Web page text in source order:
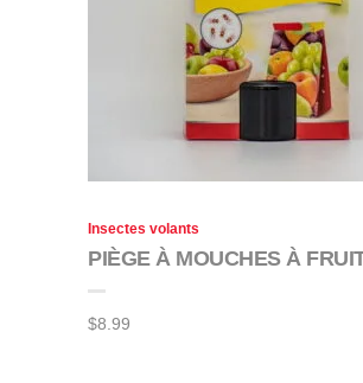
Insectes volants
PIÈGE À MOUCHES À
$8.99